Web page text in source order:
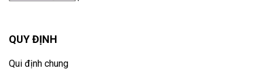
QUY ĐỊNH
Qui định chung